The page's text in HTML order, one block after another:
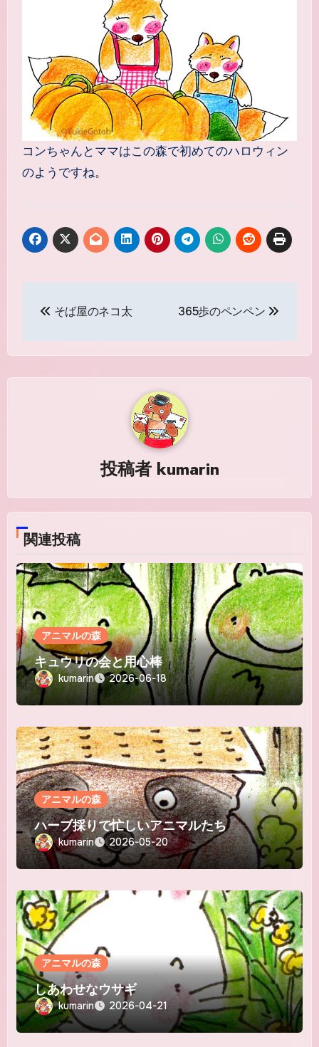
コンちゃんとママはこの森で初めてのハロウィン
のようですね。
稿
ナ
ビ
ョ
ン
そば屋のネコ太 365歩のペンペン
投稿者 kumarin
関連投稿
アニマルの森
キュウリの会と用心棒
kumarin 2026-06-18
アニマルの森
ハーブ採りで忙しいアニマルたち
kumarin 2026-05-20
アニマルの森
しあわせなウサギ
kumarin 2026-04-21